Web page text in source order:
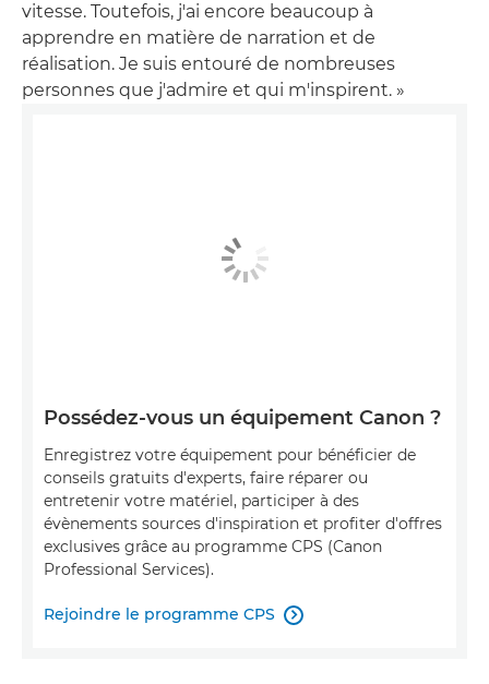
vitesse. Toutefois, j'ai encore beaucoup à
apprendre en matière de narration et de
réalisation. Je suis entouré de nombreuses
personnes que j'admire et qui m'inspirent. »
Possédez-vous un équipement Canon ?
Enregistrez votre équipement pour bénéficier de
conseils gratuits d'experts, faire réparer ou
entretenir votre matériel, participer à des
évènements sources d'inspiration et profiter d'offres
exclusives grâce au programme CPS (Canon
Professional Services).
Rejoindre le programme CPS 